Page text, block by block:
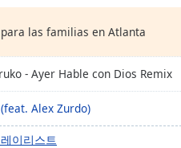
las familias en Atlanta
- Ayer Hable con Dios Remix
Alex Zurdo)
이리스트